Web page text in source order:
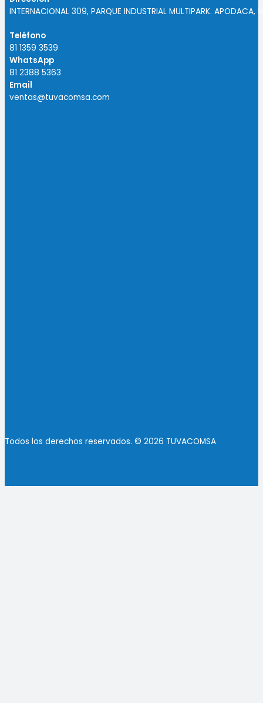
INTERNACIONAL 309, PARQUE INDUSTRIAL MULTIPARK. APODACA,
Teléfono
81 1359 3539
WhatsApp
81 2388 5363
Email
ventas@tuvacomsa.com
Todos los derechos reservados. © 2026 TUVACOMSA